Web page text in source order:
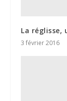
La réglisse,
3 février 2016